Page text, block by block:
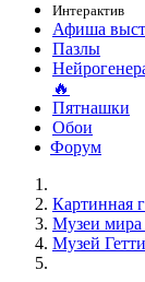
Интерактив
Афиша
Пазлы
🔥
Пятнашки
Обои
Форум
Картинная
Музеи мира
Музей Гетти